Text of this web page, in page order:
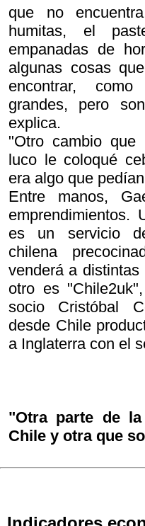
que no
humitas, el
empanadas de
algunas cosas
encontrar,
grandes, pero
explica.
"Otro cambio
luco le coloqué
era algo que
Entre manos,
emprendimientos.
es un servicio
chilena
venderá a
otro es
socio Cristóbal
desde Chile
a Inglaterra con el
"Otra parte de
Chile y otra que